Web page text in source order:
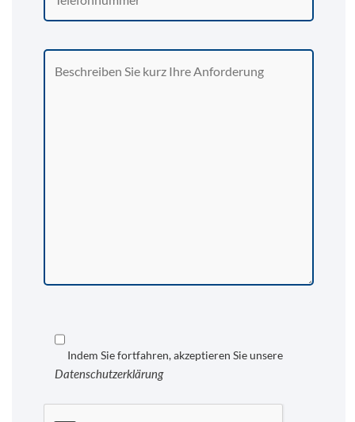
Indem Sie fortfahren, akzeptieren Sie unsere
Datenschutzerklärung